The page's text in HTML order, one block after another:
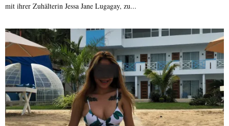
mit ihrer Zuhälterin Jessa Jane Lugagay, zu...